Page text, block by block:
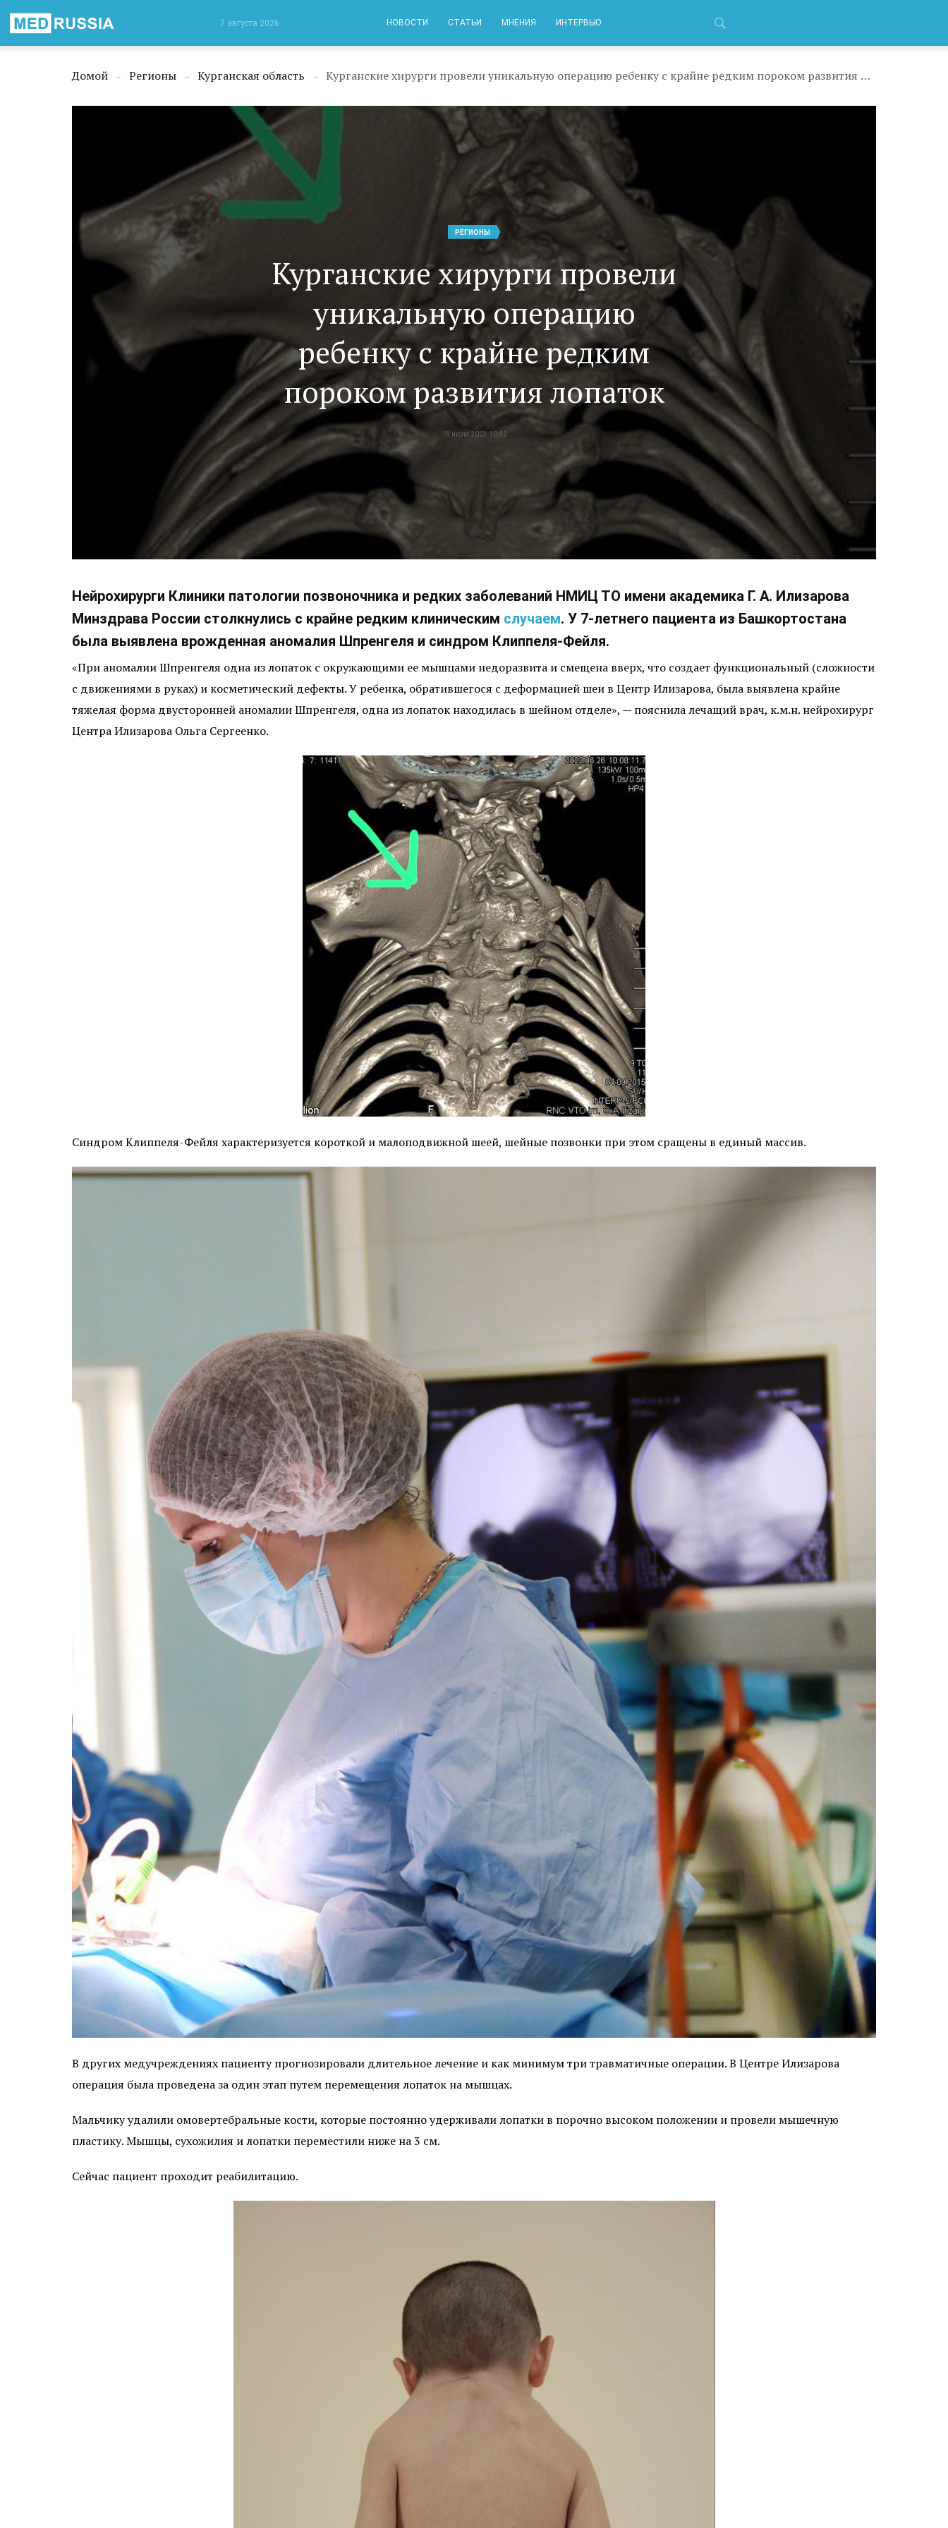
7 августа 2026 НОВОСТИ СТАТЬИ МНЕНИЯ ИНТЕРВЬЮ
Домой → Регионы → Курганская область → Курганские хирурги провели уникальную операцию ребенку с крайне редким пороком развития лопаток
РЕГИОНЫ
Курганские хирурги провели
уникальную операцию
ребенку с крайне редким
пороком развития лопаток
18 июля 2023 10:42
Нейрохирурги Клиники патологии позвоночника и редких заболеваний НМИЦ ТО имени академика Г. А. Илизарова
Минздрава России столкнулись с крайне редким клиническим случаем. У 7-летнего пациента из Башкортостана
была выявлена врожденная аномалия Шпренгеля и синдром Клиппеля-Фейля.
«При аномалии Шпренгеля одна из лопаток с окружающими ее мышцами недоразвита и смещена вверх, что создает функциональный (сложности
с движениями в руках) и косметический дефекты. У ребенка, обратившегося с деформацией шеи в Центр Илизарова, была выявлена крайне
тяжелая форма двусторонней аномалии Шпренгеля, одна из лопаток находилась в шейном отделе», — пояснила лечащий врач, к.м.н. нейрохирург
Центра Илизарова Ольга Сергеенко.
Синдром Клиппеля-Фейля характеризуется короткой и малоподвижной шеей, шейные позвонки при этом сращены в единый массив.
В других медучреждениях пациенту прогнозировали длительное лечение и как минимум три травматичные операции. В Центре Илизарова
операция была проведена за один этап путем перемещения лопаток на мышцах.
Мальчику удалили омовертебральные кости, которые постоянно удерживали лопатки в порочно высоком положении и провели мышечную
пластику. Мышцы, сухожилия и лопатки переместили ниже на 3 см.
Сейчас пациент проходит реабилитацию.